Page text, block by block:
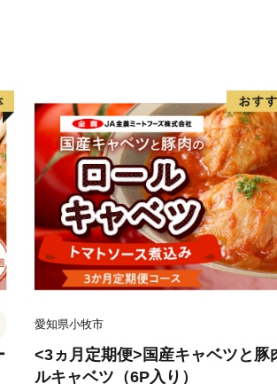
愛知県小牧市
<3ヵ月定期便>国産キャベツと豚
ルキャベツ（6P入り）